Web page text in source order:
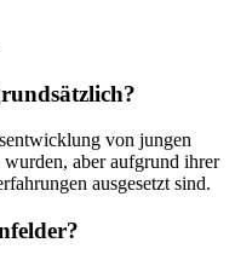
von jungen
aber aufgrund ihrer
ausgesetzt sind.